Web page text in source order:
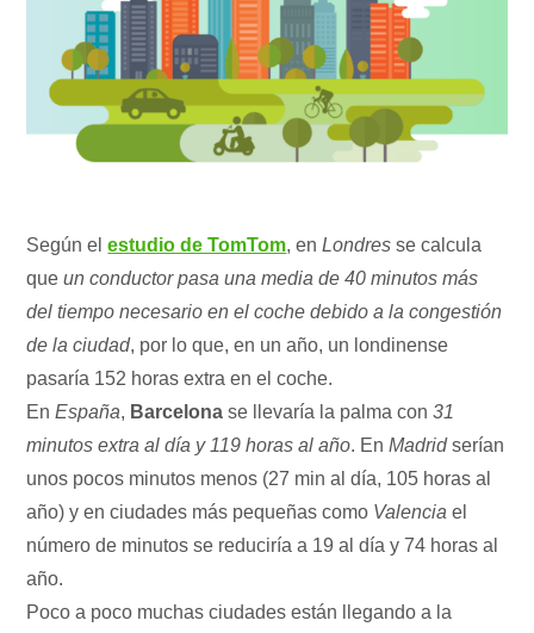
Según elestudio de TomTom, enLondres se calcula
queun conductor pasa una media de 40 minutos más
del tiempo necesario en el coche debido a la congestión
de la ciudad, por lo que, en un año, un londinense
pasaría 152 horas extra en el coche.
EnEspaña, Barcelona se llevaría la palma con31
minutos extra al día y 119 horas al año. EnMadridserían
unos pocos minutos menos (27 min al día, 105 horas al
año) y en ciudades más pequeñas como Valencia el
número de minutos se reduciría a 19 al día y 74 horas al
año.
Poco a poco muchas ciudades están llegando a la